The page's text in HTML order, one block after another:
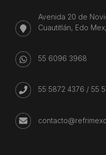
Avenida 20 de
Cuautitlán, Edo
55 6096 3968
55 5872 4376 / 55